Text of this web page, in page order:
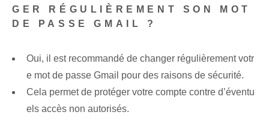
GER RÉGULIÈREMENT SON MOT
DE PASSE GMAIL ?
Oui, il est recommandé de changer régulièrement votr
e mot de passe Gmail pour des raisons de sécurité.
Cela permet de protéger votre compte contre d’éventu
els accès non autorisés.